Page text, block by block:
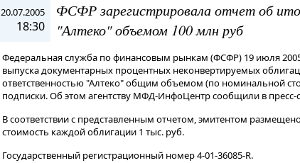
20.07.2005
18:30
ФСФР зарегистрировала отчет об
"Алтеко" объемом 100 млн руб
Федеральная служба по финансовым рынкам (ФСФР) 19 июля
выпуска документарных процентных неконвертируемых
ответственностью "Алтеко" общим объемом (по номинальной
подписки. Об этом агентству МФД-ИнфоЦентр сообщили в
В соответствии с представленным отчетом, эмитентом
стоимость каждой облигации 1 тыс. руб.
Государственный регистрационный номер 4-01-36085-R.